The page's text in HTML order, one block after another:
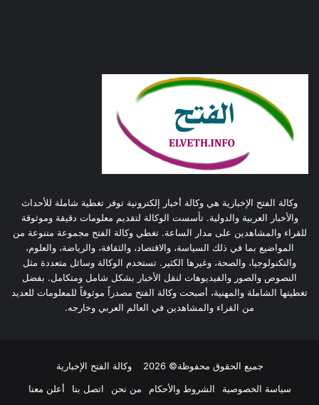
وكالة الفتح الإخبارية هي وكالة أخبار إلكترونية توفر تغطية شاملة للأحداث
والأخبار العربية والدولية. تأسست الوكالة لتقديم معلومات دقيقة وموثوقة
للقراء والمشاهدين على مدار الساعة. تغطي وكالة الفتح مجموعة متنوعة من
المواضيع بما في ذلك السياسة، والاقتصاد، والثقافة، والرياضة، والعلوم،
والتكنولوجيا، والصحة، وغيرها الكثير. تستخدم الوكالة وسائل متعددة مثل
النصوص والصور والفيديوهات لنقل الأخبار بشكل شامل ومتكامل. بفضل
تغطيتها الشاملة والمهنية، أصبحت وكالة الفتح مصدراً موثوقاً للمعلومات للعديد
من القراء والمشاهدين في العالم العربي وخارجه.
جميع الحقوق محفوظة© 2026
وكالة الفتح الإخبارية
سياسة الخصوصية
الشروط والأحكام من نحن اتصل بنا أعلن معنا